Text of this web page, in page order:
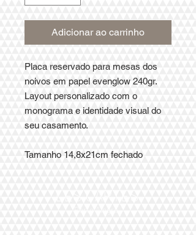
Adicionar ao carrinho
Placa reservado para mesas dos
noivos em papel evenglow 240gr.
Layout personalizado com o
monograma e identidade visual do
seu casamento.
Tamanho 14,8x21cm fechado